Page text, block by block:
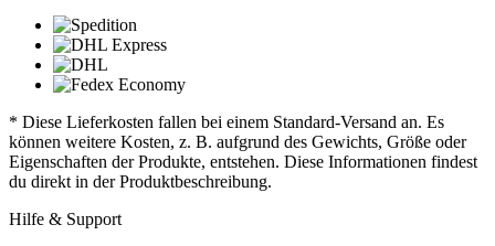
* Diese Lieferkosten fallen bei einem Standard-Versand an. Es
können weitere Kosten, z. B. aufgrund des Gewichts, Größe oder
Eigenschaften der Produkte, entstehen. Diese Informationen findest
du direkt in der Produktbeschreibung.
Hilfe & Support